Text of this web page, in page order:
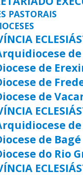
PASTORAIS
de
de
de
de
de Bagé
do Rio